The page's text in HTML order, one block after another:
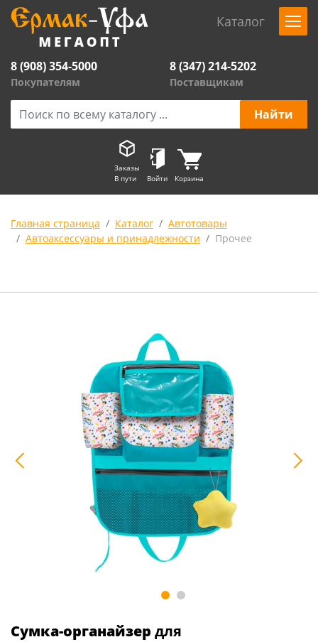
Каталог
8 (908) 354-5000
Покупателям
8 (347) 214-5202
Поставщикам
Заказы
В пути
Войти Корзина
Главная страница Каталог
Автотовары
Автоаксессуары и принадлежности
Прочее
Сумка-органайзер для